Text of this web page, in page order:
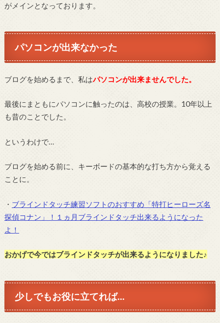
がメインとなっております。
パソコンが出来なかった
ブログを始めるまで、私はパソコンが出来ませんでした。
最後にまともにパソコンに触ったのは、高校の授業。10年以上
も昔のことでした。
というわけで…
ブログを始める前に、キーボードの基本的な打ち方から覚える
ことに。
・ ブラインドタッチ練習ソフトのおすすめ「特打ヒーローズ名
探偵コナン」！１ヵ月ブラインドタッチ出来るようになった
よ！
おかげで今ではブラインドタッチが出来るようになりました♪
少しでもお役に立てれば…